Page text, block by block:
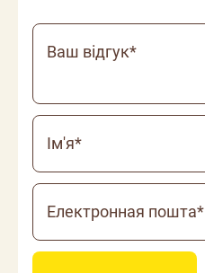
Ваш відгук*
Ім'я*
Електронная пошта*